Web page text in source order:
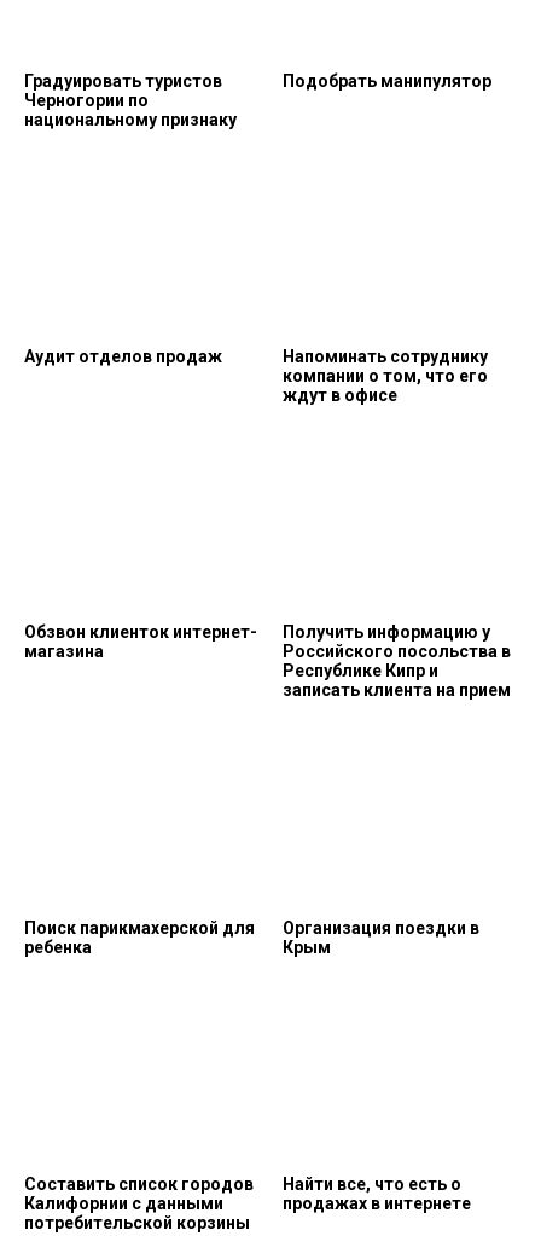
Градуировать туристов
Черногории по
национальному признаку
Подобрать манипулятор
Аудит отделов продаж
Напоминать сотруднику
компании о том, что его
ждут в офисе
Обзвон клиенток интернет-
магазина
Получить информацию у
Российского посольства в
Республике Кипр и
записать клиента на прием
Поиск парикмахерской для
ребенка
Организация поездки в
Крым
Составить список городов
Калифорнии с данными
потребительской корзины
Найти все, что есть о
продажах в интернете